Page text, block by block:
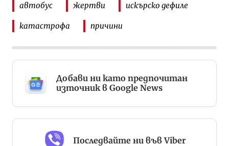
автобус жертви искърско дефиле
катастрофа причини
Добави ни като предпочитан
източник в Google News
Последвайте ни във Viber